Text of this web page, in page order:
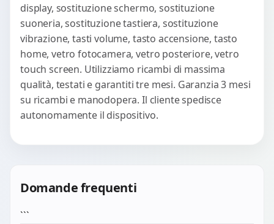
display, sostituzione schermo, sostituzione
suoneria, sostituzione tastiera, sostituzione
vibrazione, tasti volume, tasto accensione, tasto
home, vetro fotocamera, vetro posteriore, vetro
touch screen. Utilizziamo ricambi di massima
qualità, testati e garantiti tre mesi. Garanzia 3 mesi
su ricambi e manodopera. Il cliente spedisce
autonomamente il dispositivo.
Domande frequenti
```